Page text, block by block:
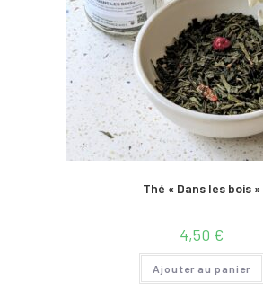
Thé « Dans les bois »
4,50 €
Ajouter au panier